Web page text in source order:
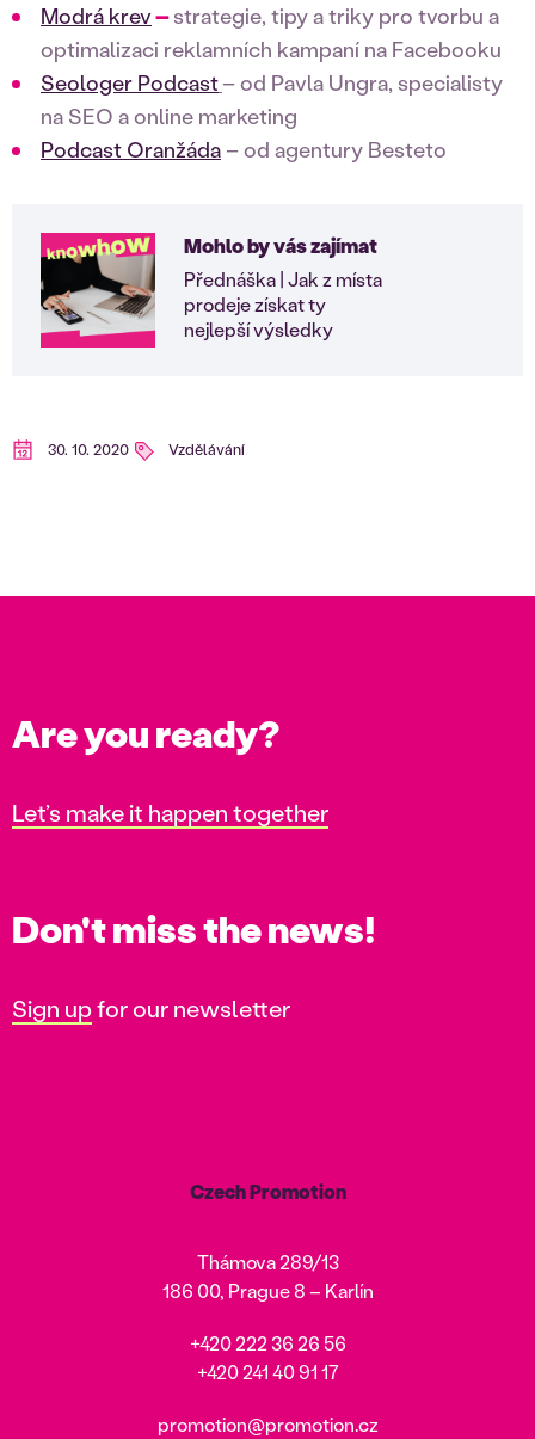
Modrá krev–strategie, tipy a triky pro tvorbu a
optimalizaci reklamních kampaní na Facebooku
Seologer Podcast– od Pavla Ungra, specialisty
na SEO a online marketing
Podcast Oranžáda – od agentury Besteto
Mohlo by vás zajímat
Přednáška | Jak z místa
prodeje získat ty
nejlepší výsledky
30. 10. 2020 Vzdělávání
Are you ready?
Let’s make it happen together
Don't miss the news!
Sign upfor our newsletter
Czech Promotion
Thámova 289/13
186 00, Prague 8 – Karlín
+420 222 36 26 56
+420 241 40 91 17
promotion@promotion.cz